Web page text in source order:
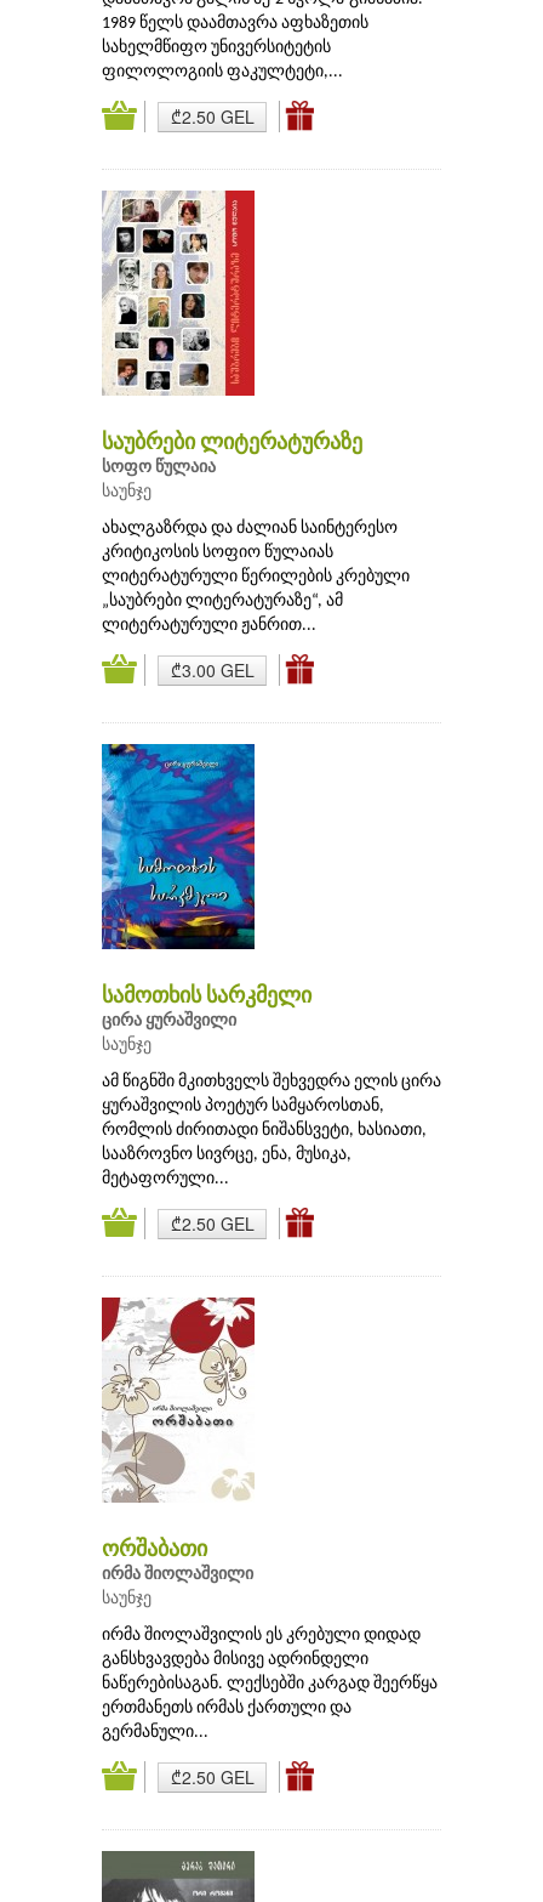
1989 წელს დაამთავრა აფხაზეთის
სახელმწიფო უნივერსიტეტის
ფილოლოგიის ფაკულტეტი,...
₾2.50 GEL
საუბრები ლიტერატურაზე
სოფო წულაია
საუნჯე
ახალგაზრდა და ძალიან საინტერესო
კრიტიკოსის სოფიო წულაიას
ლიტერატურული წერილების კრებული
„საუბრები ლიტერატურაზე“, ამ
ლიტერატურული ჟანრით...
₾3.00 GEL
სამოთხის სარკმელი
ცირა ყურაშვილი
საუნჯე
ამ წიგნში მკითხველს შეხვედრა ელის ცირა
ყურაშვილის პოეტურ სამყაროსთან,
რომლის ძირითადი ნიშანსვეტი, ხასიათი,
სააზროვნო სივრცე, ენა, მუსიკა,
მეტაფორული...
₾2.50 GEL
ორშაბათი
ირმა შიოლაშვილი
საუნჯე
ირმა შიოლაშვილის ეს კრებული დიდად
განსხვავდება მისივე ადრინდელი
ნაწერებისაგან. ლექსებში კარგად შეერწყა
ერთმანეთს ირმას ქართული და
გერმანული...
₾2.50 GEL